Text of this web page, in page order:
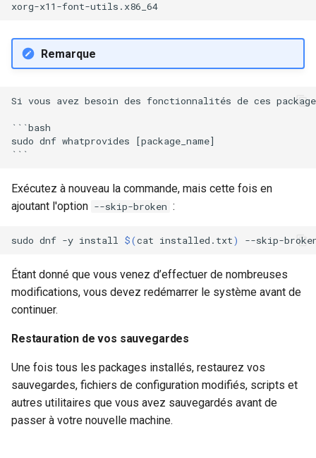
Remarque
Si vous avez besoin des fonctionnalités de ces
```bash
sudo dnf whatprovides [package_name]
Exécutez à nouveau la commande, mais cette fois en
ajoutant l'option --skip-broken :
sudo dnf -y install $(cat installed.txt)
Étant donné que vous venez d’effectuer de nombreuses
modifications, vous devez redémarrer le système avant de
continuer.
Restauration de vos sauvegardes
Une fois tous les packages installés, restaurez vos
sauvegardes, fichiers de configuration modifiés, scripts et
autres utilitaires que vous avez sauvegardés avant de
passer à votre nouvelle machine.